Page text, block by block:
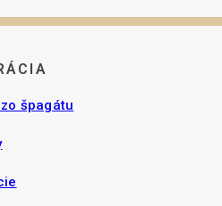
špagátu